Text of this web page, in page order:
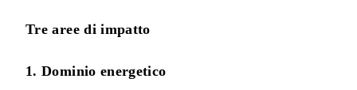
Tre aree di impatto
1. Dominio energetico